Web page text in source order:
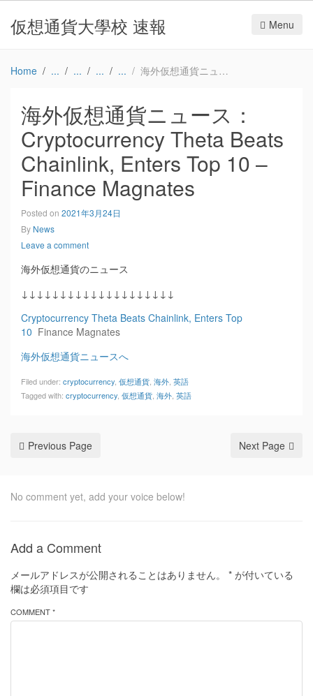
仮想通貨大學校 速報 Menu
Home 海外仮想通貨ニュース：Cryptocurrency Theta Beats Chainlink, Enters Top 10 – Finance Magnates
海外仮想通貨ニュース：
Cryptocurrency Theta Beats
Chainlink, Enters Top 10 –
Finance Magnates
Posted on 2021年3月24日
By News
Leave a comment
海外仮想通貨のニュース
↓↓↓↓↓↓↓↓↓↓↓↓↓↓↓↓↓↓↓↓
Cryptocurrency Theta Beats Chainlink, Enters Top
10 Finance Magnates
海外仮想通貨ニュースへ
Filed under: cryptocurrency 仮想通貨 海外 英語
Tagged with: cryptocurrency 仮想通貨 海外 英語
Previous Page Next Page
No comment yet, add your voice below!
Add a Comment
メールアドレスが公開されることはありません。 * が付いている
欄は必須項目です
COMMENT *